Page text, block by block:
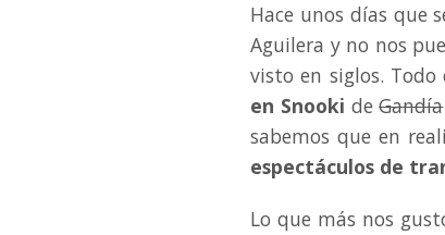
Hace unos días que
Aguilera y no nos
visto en siglos.
en Snooki deGandía
sabemos que en
espectáculos de
Lo que más nos